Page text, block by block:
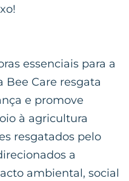
essenciais para a
Bee Care resgata
e promove
à agricultura
resgatados pelo
a
ambiental, social